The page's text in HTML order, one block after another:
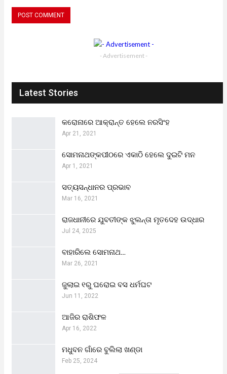
- Advertisement -
Latest Stories
କରୋନାରେ ଆକ୍ରାନ୍ତ ହେଲେ ନରସିଂହ
Apr 21, 2021
ସୋମନାଥଙ୍କପୀଠରେ ଏକାଠି ହେଲେ ଦୁଇଟି ମନ
Apr 1, 2021
ସତ୍ୟସନ୍ଧାନର ପ୍ରଭାବ
Mar 16, 2021
ରାଜଧାନୀରେ ଯୁବତୀଙ୍କ ଝୁଲନ୍ତା ମୃତଦେହ ଉଦ୍ଧାର
Jul 24, 2025
ବାହାରିଲେ ସୋମନାଥ…
Mar 26, 2021
ଜୁଲାଇ ୧ରୁ ଘରୋଇ ବସ ଧର୍ମଘଟ
Jun 11, 2022
ଆଜିର ରାଶିଫଳ
Apr 16, 2022
ମଧୁବନ ଗାଁରେ ବୁଲିଲା ଖଣ୍ଡା
Feb 25, 2024